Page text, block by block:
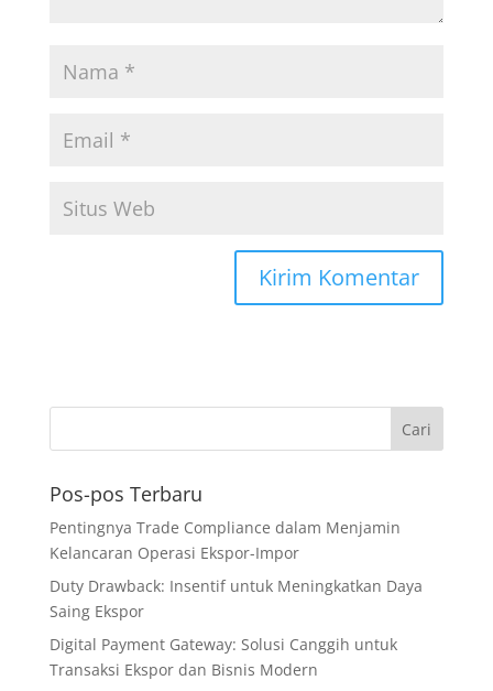
Pos-pos Terbaru
Pentingnya Trade Compliance dalam Menjamin
Kelancaran Operasi Ekspor-Impor
Duty Drawback: Insentif untuk Meningkatkan Daya
Saing Ekspor
Digital Payment Gateway: Solusi Canggih untuk
Transaksi Ekspor dan Bisnis Modern